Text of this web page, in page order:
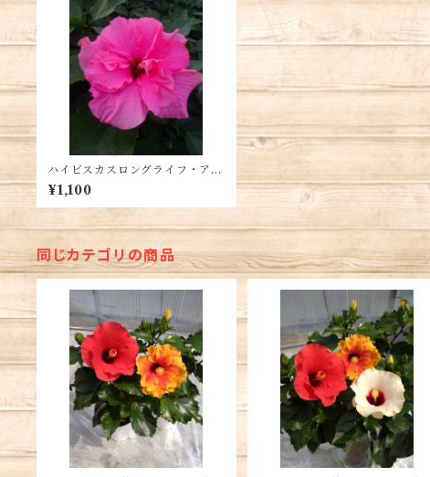
ハイビスカスロングライフ・アド
ニスダブルピンク5号鉢 送料別
¥1,100
同じカテゴリの商品